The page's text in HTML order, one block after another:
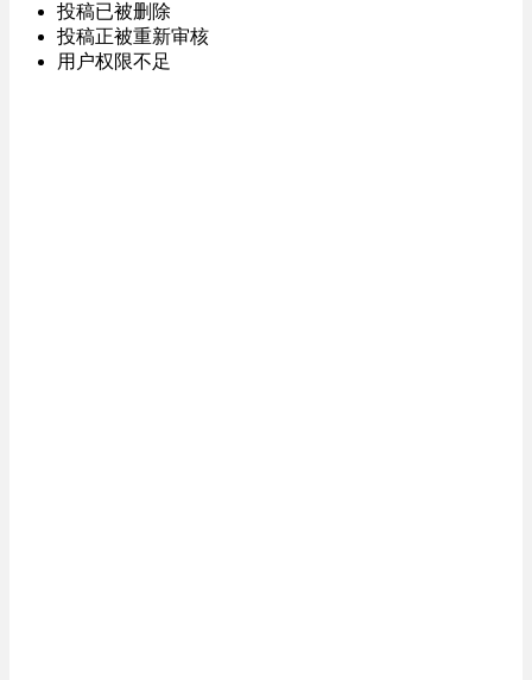
投稿已被删除
投稿正被重新审核
用户权限不足